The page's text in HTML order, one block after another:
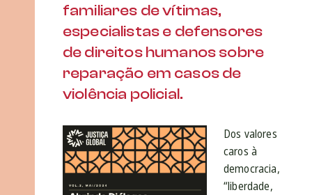
familiares de vítimas,
especialistas e defensores
de direitos humanos sobre
reparação em casos de
violência policial.
Dos valores
caros à
democracia,
“liberdade,